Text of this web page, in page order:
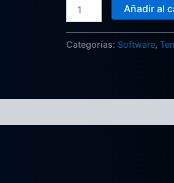
Añadir al
Categorías: Software,